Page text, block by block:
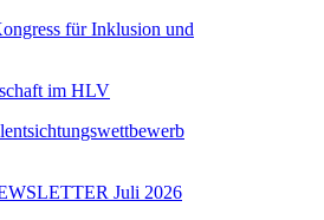
für Inklusion und
im HLV
Juli 2026